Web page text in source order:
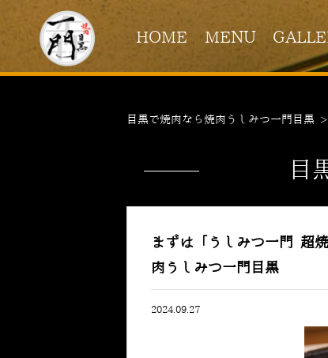
HOME MENU
目黒で焼肉なら焼肉うしみつ一門目黒 >
目
まずは「うしみつ一門 超
肉うしみつ一門目黒
2024.09.27